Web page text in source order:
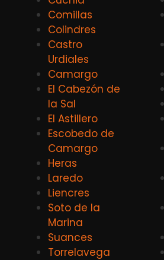
Comillas
Colindres
Castro
Urdiales
Camargo
El Cabezón de
la Sal
El Astillero
Escobedo de
Camargo
Heras
Laredo
Liencres
Soto de la
Marina
Suances
Torrelavega